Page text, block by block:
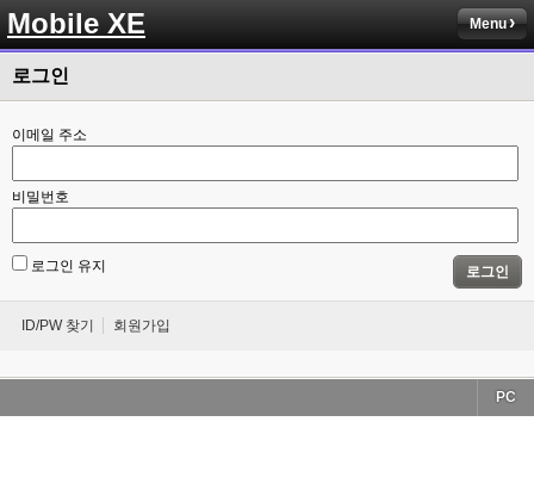
Mobile XE Menu
로그인
이메일 주소
비밀번호
로그인 유지 로그인
ID/PW 찾기 회원가입
PC